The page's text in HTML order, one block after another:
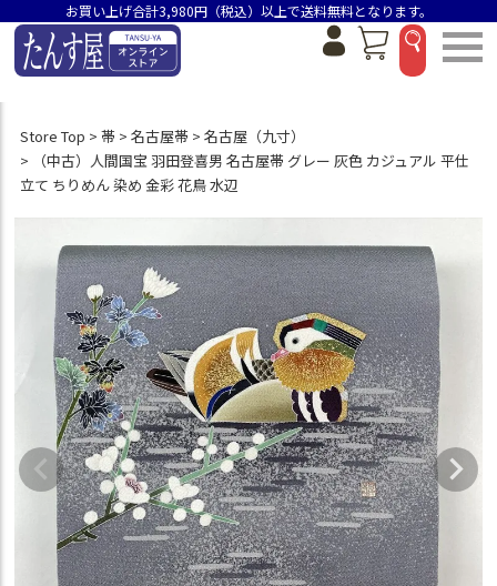
お買い上げ合計3,980円（税込）以上で送料無料となります。
Store Top 帯 名古屋帯
名古屋（九寸）
（中古）人間国宝 羽田登喜男 名古屋帯 グレー 灰色 カジュアル 平仕
立て ちりめん 染め 金彩 花鳥 水辺